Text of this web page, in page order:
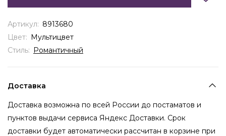
Артикул: 8913680
Цвет: Мультицвет
Стиль: Романтичный
Доставка
Доставка возможна по всей России до постаматов и
пунктов выдачи сервиса Яндекс Доставки. Срок
доставки будет автоматически рассчитан в корзине при